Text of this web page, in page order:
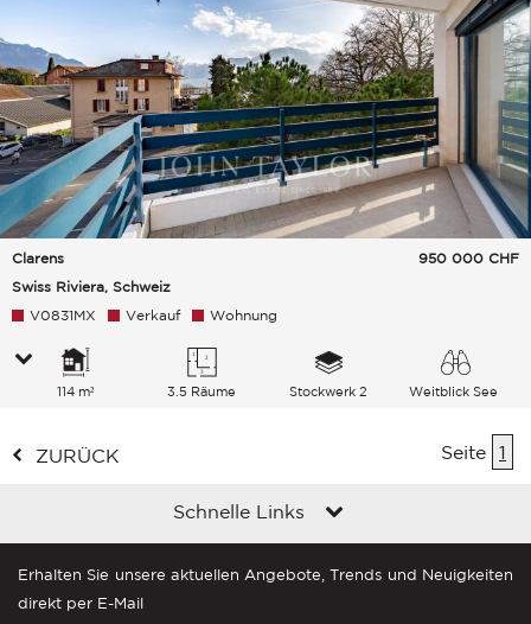
Clarens
Swiss Riviera, Schweiz
950 000 CHF
V0831MX Verkauf Wohnung
114 m² 3.5 Räume Stockwerk 2 Weitblick See
ZURÜCK Seite 1
Schnelle Links
Erhalten Sie unsere aktuellen Angebote, Trends und Neuigkeiten
direkt per E-Mail